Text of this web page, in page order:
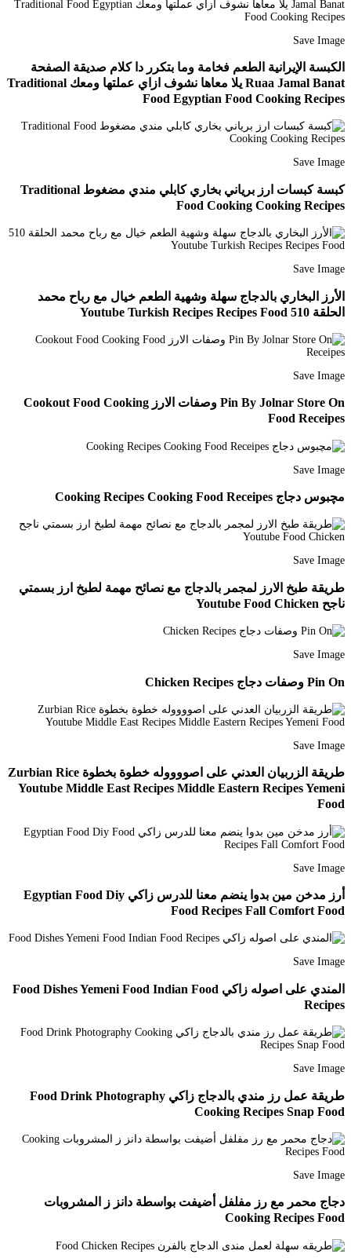
Save Image
الكبسة الإيرانية الطعم فخامة وما بتكرر دا كلام صديقة الصفحة
Ruaa Jamal Banat يلا معاها نشوف ازاي عملتها ومعك Traditional
Food Egyptian Food Cooking Recipes
Save Image
كبسة كبسات ارز برياني بخاري كابلي مندي مضغوط Traditional
Food Cooking Cooking Recipes
Save Image
الأرز البخاري بالدجاج سهلة وشهية الطعم خيال مع رباح محمد
الحلقة 510 Youtube Turkish Recipes Recipes Food
Save Image
Pin By Jolnar Store On وصفات الارز Cookout Food Cooking
Food Receipes
Save Image
مچبوس دجاج Cooking Recipes Cooking Food Receipes
Save Image
طريقة طبخ الارز لمجمر بالدجاج مع نصائح مهمة لطبخ ارز بسمتي
ناجح Youtube Food Chicken
Save Image
Pin On وصفات دجاج Chicken Recipes
Save Image
طريقة الزربيان العدني على اصووووله خطوة بخطوة Zurbian Rice
Youtube Middle East Recipes Middle Eastern Recipes Yemeni
Food
Save Image
أرز مدخن مين بدوا ينضم معنا للدرس زاكي Egyptian Food Diy
Food Recipes Fall Comfort Food
Save Image
المندي على اصوله زاكي Food Dishes Yemeni Food Indian Food
Recipes
Save Image
طريقة عمل رز مندي بالدجاج زاكي Food Drink Photography
Cooking Recipes Snap Food
Save Image
دجاج محمر مع رز مفلفل أضيفت بواسطة دانز ز المشروبات
Cooking Recipes Food